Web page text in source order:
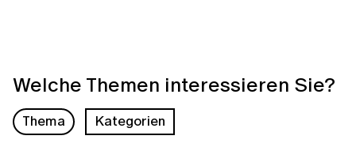
Welche Themen interessieren Sie?
Thema Kategorien